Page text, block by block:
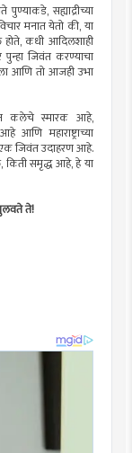
सह्याद्रीच्या
मनात येतो की, या
कधी आदिलशाही
जिवंत करण्याचा
आणि तो आजही उभा
कलेचे स्मारक आहे,
आणि महाराष्ट्राच्या
जिवंत उदाहरण आहे.
समृद्ध आहे, हे या
ते!